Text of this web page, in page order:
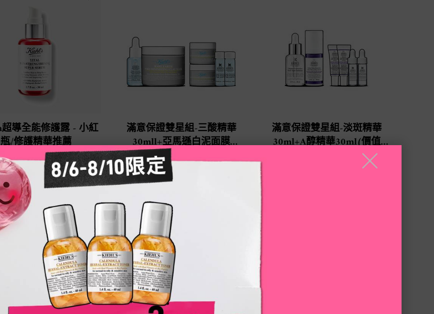
導全能修護露 - 小紅
瓶/修護精華推薦
推薦 - 神力小紅瓶! 1滴修護+穩
亮200%! 神級修護精華 - 8層滲
秒有感、8大問題有效解決!
擇一個容量
NT$3,800
LOADING ...
滿意保證雙星組-三酸精華
30mll+亞馬遜白泥面膜
125ml(價值NT$4,552)
Bundle
NT$3,650
LOADING ...
滿意保證雙星組-淡斑精華
30ml+A醇精華30ml(價值
╳